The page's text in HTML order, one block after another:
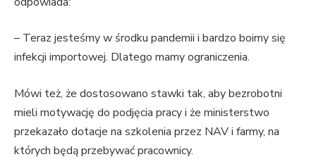
– Teraz jesteśmy w środku pandemii i bardzo boimy się
infekcji importowej. Dlatego mamy ograniczenia.
Mówi też, że dostosowano stawki tak, aby bezrobotni
mieli motywację do podjęcia pracy i że ministerstwo
przekazało dotacje na szkolenia przez NAV i farmy, na
których będą przebywać pracownicy.